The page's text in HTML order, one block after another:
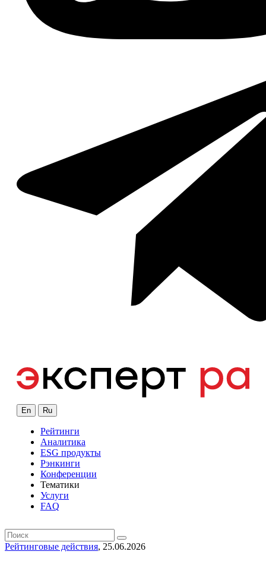
En Ru
Рейтинги
Аналитика
ESG продукты
Рэнкинги
Конференции
Тематики
Услуги
FAQ
Рейтинговые действия, 25.06.2026